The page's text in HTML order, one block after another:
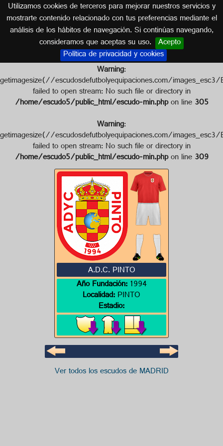
Utilizamos cookies de terceros para mejorar nuestros servicios y
mostrarte contenido relacionado con tus preferencias mediante el
análisis de los hábitos de navegación. Si continúas navegando,
consideramos que aceptas su uso. Acepto
Política de privacidad y cookies
Escudo de A.D.C. PINTO
MADRID
Warning:
getimagesize(//escudosdefutbolyequipaciones.com/
failed to open stream: No such file or directory in
/home/escudo5/public_html/escudo-min.phpon line305
Warning:
getimagesize(//escudosdefutbolyequipaciones.com/
failed to open stream: No such file or directory in
/home/escudo5/public_html/escudo-min.phpon line309
A.D.C. PINTO
Año Fundación:1994
Localidad:PINTO
Estadio:
Ver todos los escudos de MADRID